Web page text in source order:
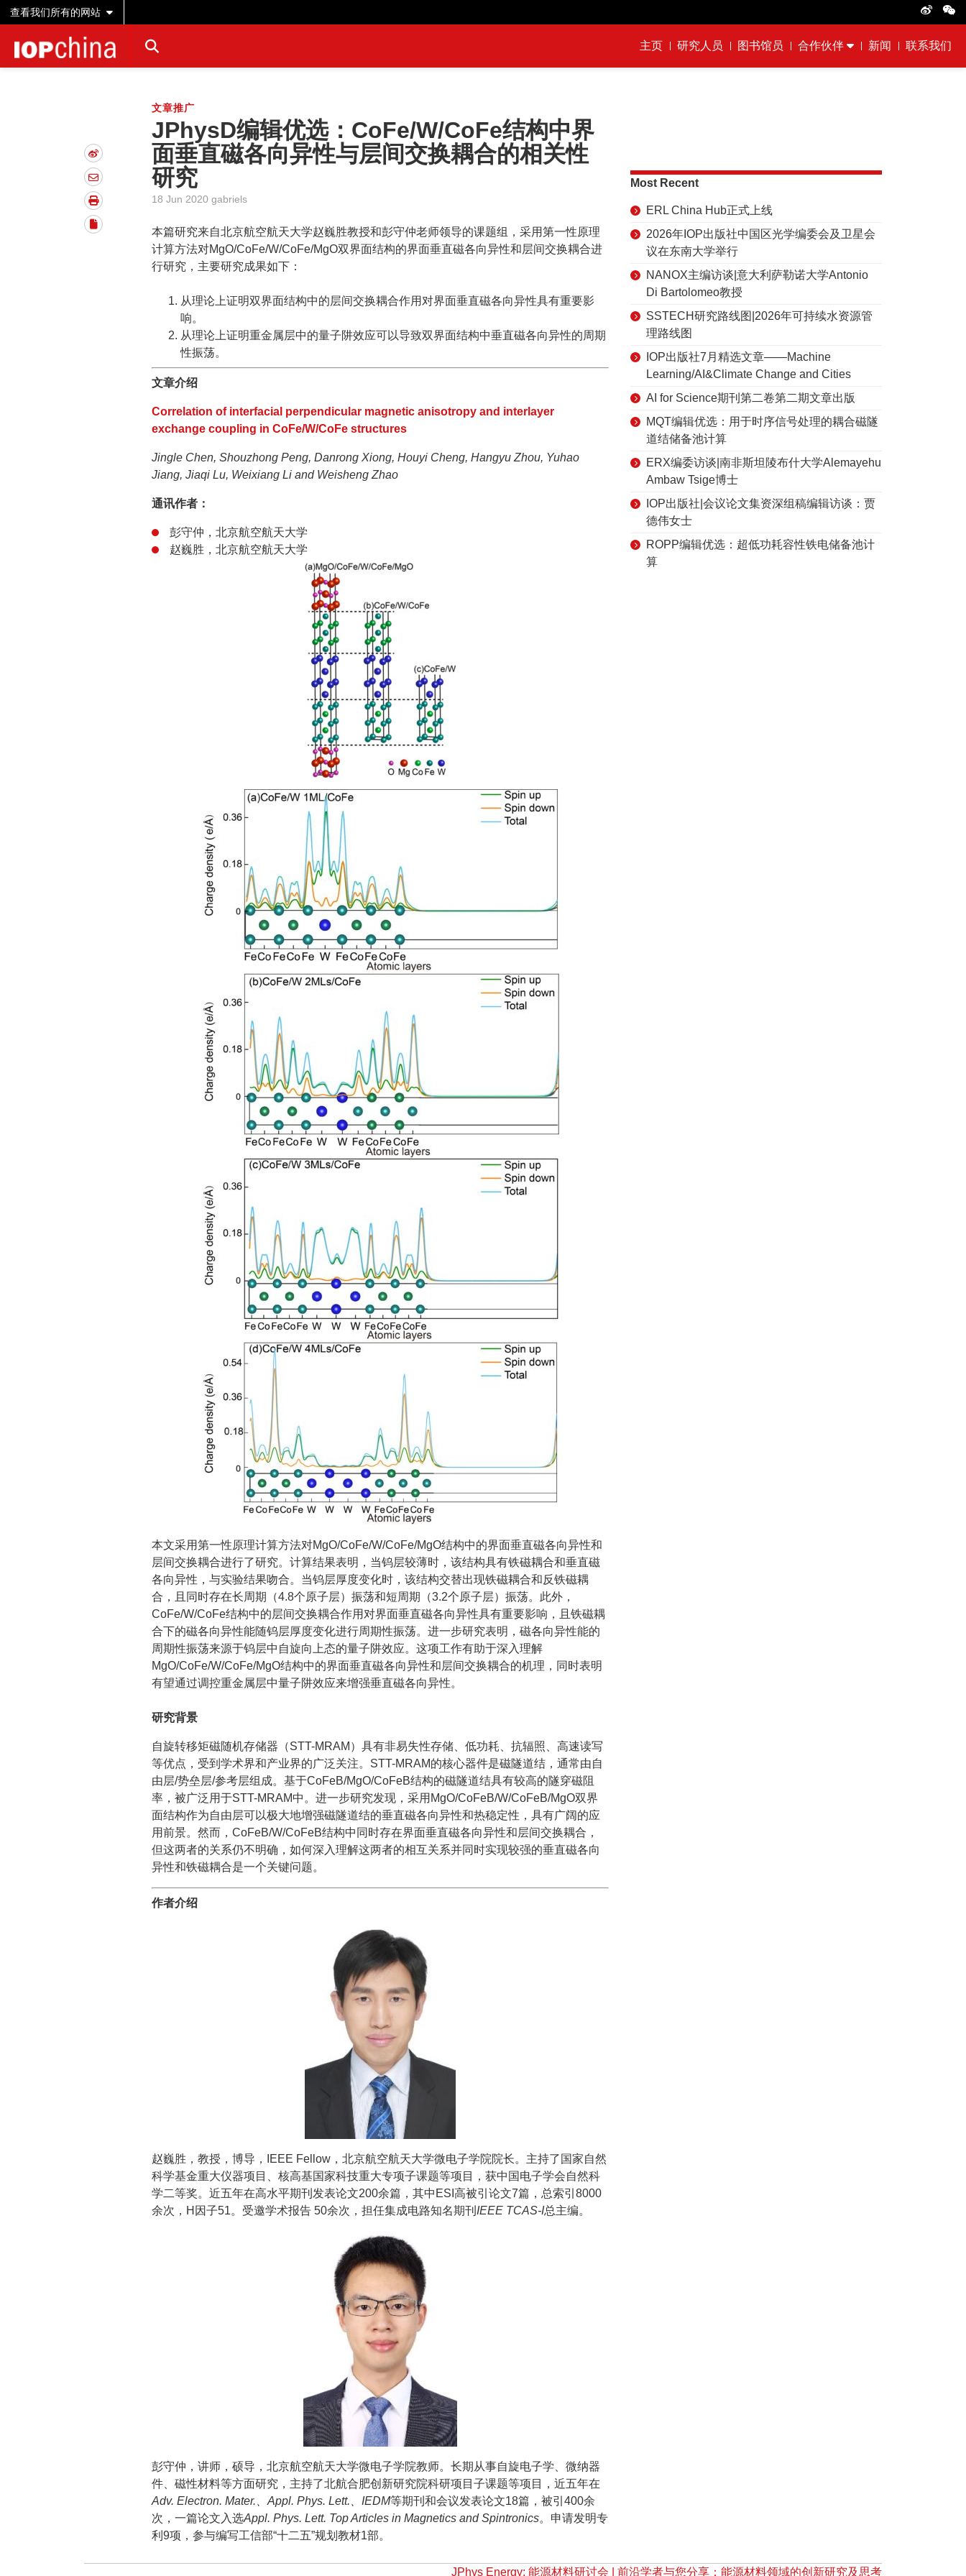
查看我们所有的网站
主页 研究人员 图书馆员 合作伙伴 新闻 联系我们
文章推广
JPhysD编辑优选：CoFe/W/CoFe结构中界
面垂直磁各向异性与层间交换耦合的相关性
研究
18 Jun 2020 gabriels
本篇研究来自北京航空航天大学赵巍胜教授和彭守仲老师领导的课题组，采用第一性原理
计算方法对MgO/CoFe/W/CoFe/MgO双界面结构的界面垂直磁各向异性和层间交换耦合进
行研究，主要研究成果如下：
从理论上证明双界面结构中的层间交换耦合作用对界面垂直磁各向异性具有重要影
响。
从理论上证明重金属层中的量子阱效应可以导致双界面结构中垂直磁各向异性的周期
性振荡。
文章介绍
Correlation of interfacial perpendicular magnetic anisotropy and interlayer
exchange coupling in CoFe/W/CoFe structures
Jingle Chen, Shouzhong Peng, Danrong Xiong, Houyi Cheng, Hangyu Zhou, Yuhao
Jiang, Jiaqi Lu, Weixiang Li and Weisheng Zhao
通讯作者：
彭守仲，北京航空航天大学
赵巍胜，北京航空航天大学
本文采用第一性原理计算方法对MgO/CoFe/W/CoFe/MgO结构中的界面垂直磁各向异性和
层间交换耦合进行了研究。计算结果表明，当钨层较薄时，该结构具有铁磁耦合和垂直磁
各向异性，与实验结果吻合。当钨层厚度变化时，该结构交替出现铁磁耦合和反铁磁耦
合，且同时存在长周期（4.8个原子层）振荡和短周期（3.2个原子层）振荡。此外，
CoFe/W/CoFe结构中的层间交换耦合作用对界面垂直磁各向异性具有重要影响，且铁磁耦
合下的磁各向异性能随钨层厚度变化进行周期性振荡。进一步研究表明，磁各向异性能的
周期性振荡来源于钨层中自旋向上态的量子阱效应。这项工作有助于深入理解
MgO/CoFe/W/CoFe/MgO结构中的界面垂直磁各向异性和层间交换耦合的机理，同时表明
有望通过调控重金属层中量子阱效应来增强垂直磁各向异性。
研究背景
自旋转移矩磁随机存储器（STT-MRAM）具有非易失性存储、低功耗、抗辐照、高速读写
等优点，受到学术界和产业界的广泛关注。STT-MRAM的核心器件是磁隧道结，通常由自
由层/势垒层/参考层组成。基于CoFeB/MgO/CoFeB结构的磁隧道结具有较高的隧穿磁阻
率，被广泛用于STT-MRAM中。进一步研究发现，采用MgO/CoFeB/W/CoFeB/MgO双界
面结构作为自由层可以极大地增强磁隧道结的垂直磁各向异性和热稳定性，具有广阔的应
用前景。然而，CoFeB/W/CoFeB结构中同时存在界面垂直磁各向异性和层间交换耦合，
但这两者的关系仍不明确，如何深入理解这两者的相互关系并同时实现较强的垂直磁各向
异性和铁磁耦合是一个关键问题。
作者介绍
赵巍胜，教授，博导，IEEE Fellow，北京航空航天大学微电子学院院长。主持了国家自然
科学基金重大仪器项目、核高基国家科技重大专项子课题等项目，获中国电子学会自然科
学二等奖。近五年在高水平期刊发表论文200余篇，其中ESI高被引论文7篇，总索引8000
余次，H因子51。受邀学术报告 50余次，担任集成电路知名期刊 IEEE TCAS-I总主编。
彭守仲，讲师，硕导，北京航空航天大学微电子学院教师。长期从事自旋电子学、微纳器
件、磁性材料等方面研究，主持了北航合肥创新研究院科研项目子课题等项目，近五年在
Adv. Electron. Mater.、Appl. Phys. Lett.、IEDM等期刊和会议发表论文18篇，被引400余
次，一篇论文入选Appl. Phys. Lett. Top Articles in Magnetics and Spintronics。申请发明专
利9项，参与编写工信部“十二五”规划教材1部。
Most Recent
ERL China Hub正式上线
2026年IOP出版社中国区光学编委会及卫星会
议在东南大学举行
NANOX主编访谈|意大利萨勒诺大学Antonio
Di Bartolomeo教授
SSTECH研究路线图|2026年可持续水资源管
理路线图
IOP出版社7月精选文章——Machine
Learning/AI&Climate Change and Cities
AI for Science期刊第二卷第二期文章出版
MQT编辑优选：用于时序信号处理的耦合磁隧
道结储备池计算
ERX编委访谈|南非斯坦陵布什大学Alemayehu
Ambaw Tsige博士
IOP出版社|会议论文集资深组稿编辑访谈：贾
德伟女士
ROPP编辑优选：超低功耗容性铁电储备池计
算
JPhys Energy: 能源材料研讨会 | 前沿学者与您分享：能源材料领域的创新研究及思考